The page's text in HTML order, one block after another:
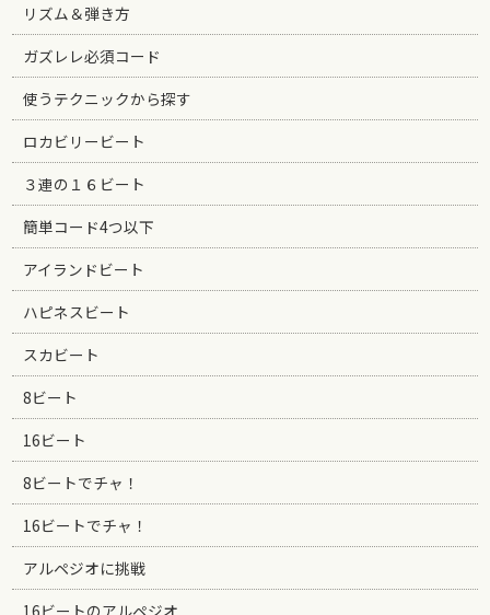
リズム＆弾き方
ガズレレ必須コード
使うテクニックから探す
ロカビリービート
３連の１６ビート
簡単コード4つ以下
アイランドビート
ハピネスビート
スカビート
8ビート
16ビート
8ビートでチャ！
16ビートでチャ！
アルペジオに挑戦
16ビートのアルペジオ